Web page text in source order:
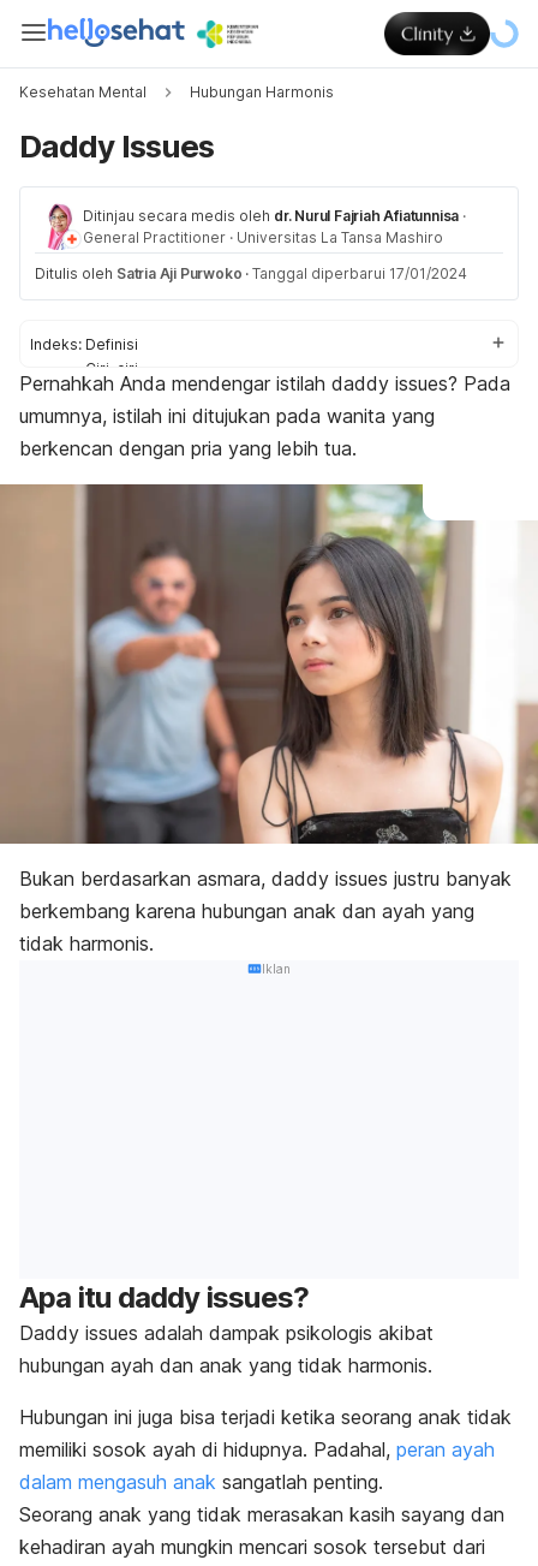
Kesehatan Mental Hubungan Harmonis
Daddy Issues
Ditinjau secara medis oleh dr. Nurul Fajriah Afiatunnisa ·
General Practitioner · Universitas La Tansa Mashiro
Ditulis oleh Satria Aji Purwoko · Tanggal diperbarui 17/01/2024
Indeks: Definisi
Ciri-ciri
Cara mengatasi
Pernahkah Anda mendengar istilah daddy issues? Pada
umumnya, istilah ini ditujukan pada wanita yang
berkencan dengan pria yang lebih tua.
Bukan berdasarkan asmara, daddy issues justru banyak
berkembang karena hubungan anak dan ayah yang
tidak harmonis.
Iklan
Apa itu daddy issues?
Daddy issues adalah dampak psikologis akibat
hubungan ayah dan anak yang tidak harmonis.
Hubungan ini juga bisa terjadi ketika seorang anak tidak
memiliki sosok ayah di hidupnya. Padahal, peran ayah
dalam mengasuh anak sangatlah penting.
Seorang anak yang tidak merasakan kasih sayang dan
kehadiran ayah mungkin mencari sosok tersebut dari